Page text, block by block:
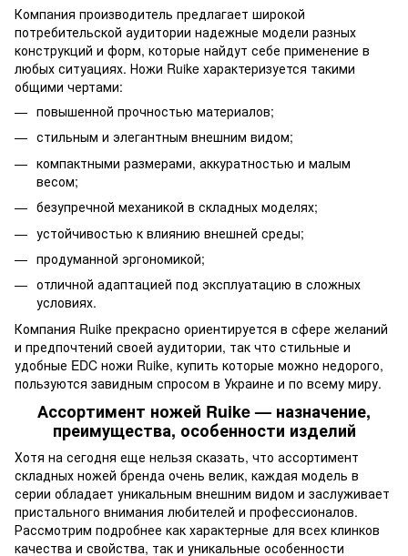
Компания производитель предлагает широкой
потребительской аудитории надежные модели разных
конструкций и форм, которые найдут себе применение в
любых ситуациях. Ножи Ruike характеризуется такими
общими чертами:
повышенной прочностью материалов;
стильным и элегантным внешним видом;
компактными размерами, аккуратностью и малым
весом;
безупречной механикой в складных моделях;
устойчивостью к влиянию внешней среды;
продуманной эргономикой;
отличной адаптацией под эксплуатацию в сложных
условиях.
Компания Ruike прекрасно ориентируется в сфере желаний
и предпочтений своей аудитории, так что стильные и
удобные EDC ножи Ruike, купить которые можно недорого,
пользуются завидным спросом в Украине и по всему миру.
Ассортимент ножей Ruike — назначение,
преимущества, особенности изделий
Хотя на сегодня еще нельзя сказать, что ассортимент
складных ножей бренда очень велик, каждая модель в
серии обладает уникальным внешним видом и заслуживает
пристального внимания любителей и профессионалов.
Рассмотрим подробнее как характерные для всех клинков
качества и свойства, так и уникальные особенности